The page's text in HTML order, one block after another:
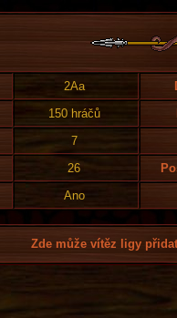
2Aa
150 hráčů
7
26
Ano
Zde může vítěz ligy